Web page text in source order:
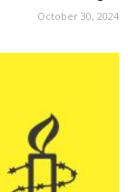
October 30, 2024